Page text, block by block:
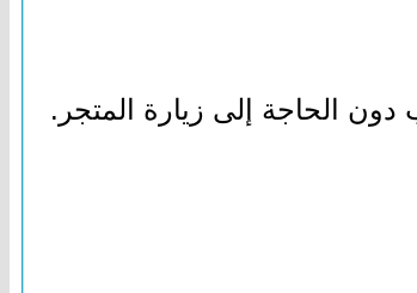
الحاجة إلى زيارة المتجر.